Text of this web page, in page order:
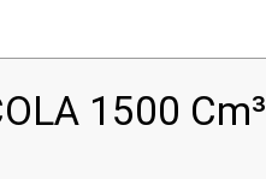
1500 Cm³